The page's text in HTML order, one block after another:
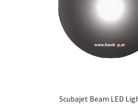
Scubajet Beam LED